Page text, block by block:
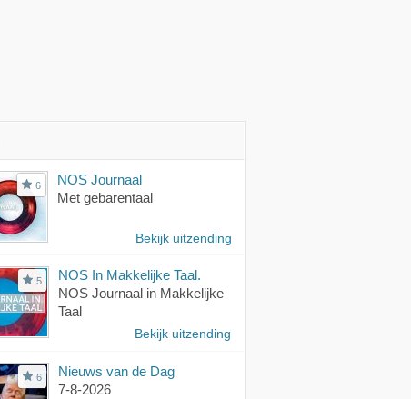
6
NOS Journaal
Met gebarentaal
Bekijk uitzending
5
NOS In Makkelijke Taal.
NOS Journaal in Makkelijke
Taal
Bekijk uitzending
6
Nieuws van de Dag
7-8-2026